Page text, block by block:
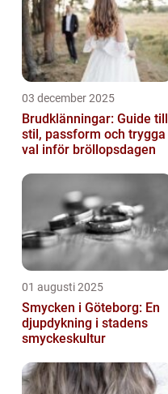
03 december 2025
Brudklänningar: Guide till
stil, passform och trygga
val inför bröllopsdagen
01 augusti 2025
Smycken i Göteborg: En
djupdykning i stadens
smyckeskultur